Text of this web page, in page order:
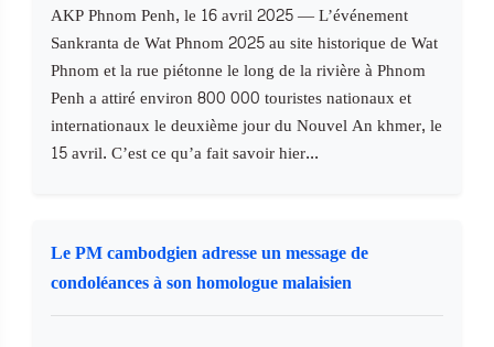
AKP Phnom Penh, le 16 avril 2025 — L’événement
Sankranta de Wat Phnom 2025 au site historique de Wat
Phnom et la rue piétonne le long de la rivière à Phnom
Penh a attiré environ 800 000 touristes nationaux et
internationaux le deuxième jour du Nouvel An khmer, le
15 avril. C’est ce qu’a fait savoir hier...
Le PM cambodgien adresse un message de
condoléances à son homologue malaisien